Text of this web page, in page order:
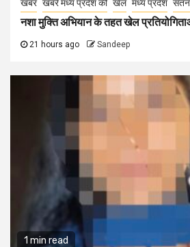
खबर खबरे मध्य प्रदेश की खेल मध्य प्रदेश
नशा मुक्ति अभियान के तहत खेल
21 hours ago Sandeep
1 min read